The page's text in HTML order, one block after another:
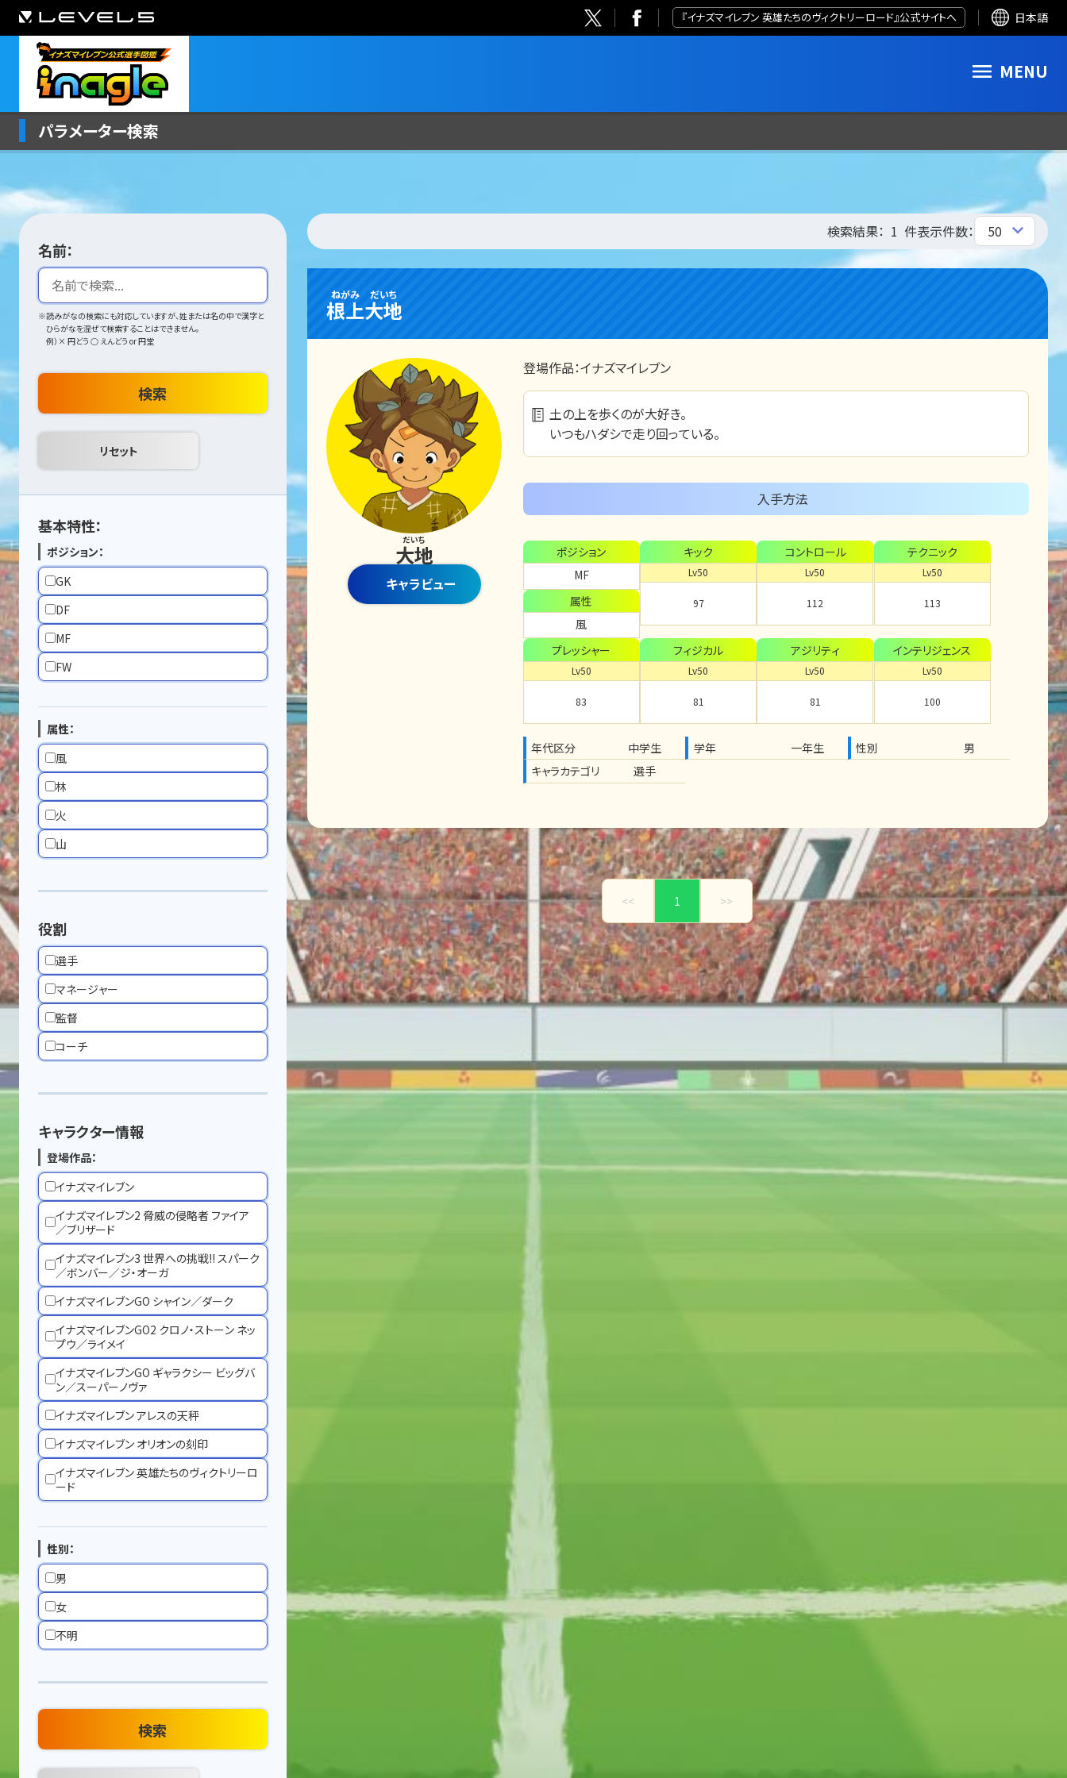
『イナズマイレブン 英雄たちのヴィクトリーロード』公式サイトへ 日本語
MENU
パラメーター検索
名前：
※読みがなの検索にも対応していますが、姓または名の中で漢字と
ひらがなを混ぜて検索することはできません。
例）× 円どう ○ えんどう or 円堂
検索
基本特性：
ポジション：
GK
DF
MF
FW
属性：
風
林
火
山
役割
選手
マネージャー
監督
コーチ
キャラクター情報
登場作品：
イナズマイレブン
イナズマイレブン2 脅威の侵略者 ファイア
／ブリザード
イナズマイレブン3 世界への挑戦!! スパーク
／ボンバー／ジ・オーガ
イナズマイレブンGO シャイン／ダーク
イナズマイレブンGO2 クロノ・ストーン ネッ
プウ／ライメイ
イナズマイレブンGO ギャラクシー ビッグバ
ン／スーパーノヴァ
イナズマイレブン アレスの天秤
イナズマイレブン オリオンの刻印
イナズマイレブン 英雄たちのヴィクトリーロ
ード
性別：
男
女
不明
検索
検索結果： 1 件表示件数：
根上
ねがみ
大地
だいち
大地
だいち
キャラビュー
登場作品：イナズマイレブン
土の上を歩くのが大好き。
いつもハダシで走り回っている。
入手方法
ポジション
MF
属性
風
キック
Lv50
97
コントロール
Lv50
112
テクニック
Lv50
113
プレッシャー
Lv50
83
フィジカル
Lv50
81
アジリティ
Lv50
81
インテリジェンス
Lv50
100
年代区分 中学生 学年 一年生 性別
男
キャラカテゴリ
選手
<< 1 >>